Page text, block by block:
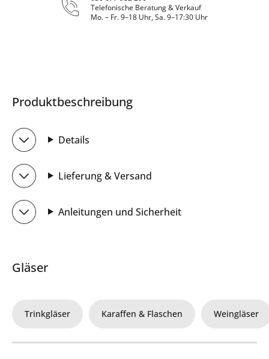
Telefonische Beratung & Verkauf
Mo. – Fr. 9–18 Uhr, Sa. 9–17:30 Uhr
Produktbeschreibung
Details
Lieferung & Versand
Anleitungen und Sicherheit
Gläser
Trinkgläser Karaffen & Flaschen Weingläser